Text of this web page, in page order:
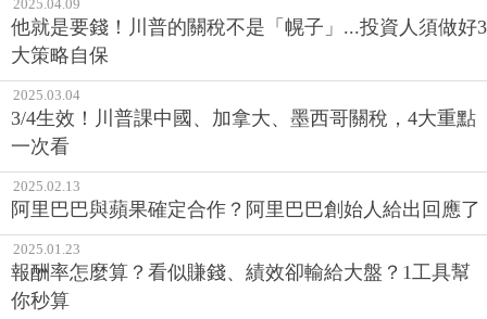
2025.04.09
他就是要錢！川普的關稅不是「幌子」...投資人須做好3
大策略自保
2025.03.04
3/4生效！川普課中國、加拿大、墨西哥關稅，4大重點
一次看
2025.02.13
阿里巴巴與蘋果確定合作？阿里巴巴創始人給出回應了
2025.01.23
報酬率怎麼算？看似賺錢、績效卻輸給大盤？1工具幫
你秒算